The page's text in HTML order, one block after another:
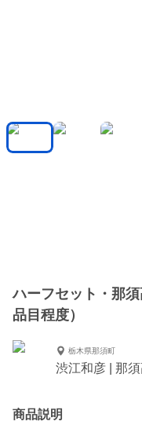
ハーフセット・那
品目程度）
栃木県那須町
渋江和彦 | 那
商品説明